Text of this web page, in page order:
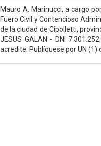
Mauro A. Marinucci, a cargo
Fuero Civil y Contencioso
de la ciudad de Cipolletti,
JESUS GALAN - DNI
acredite. Publíquese por UN (1)